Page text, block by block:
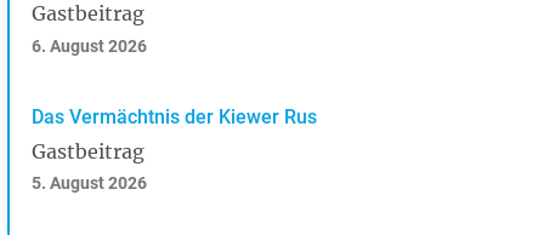
Gastbeitrag
6. August 2026
Das Vermächtnis der Kiewer Rus
Gastbeitrag
5. August 2026